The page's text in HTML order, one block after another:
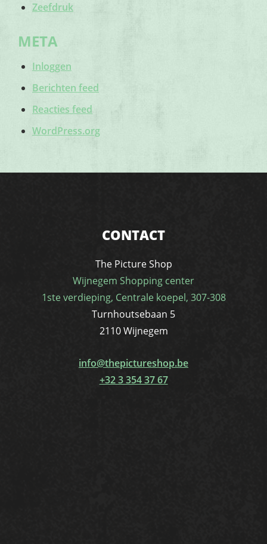
Zeefdruk
META
Inloggen
Berichten feed
Reacties feed
WordPress.org
CONTACT
The Picture Shop
Wijnegem Shopping center
1ste verdieping, Centrale koepel, 307-308
Turnhoutsebaan 5
2110 Wijnegem
info@thepictureshop.be
+32 3 354 37 67